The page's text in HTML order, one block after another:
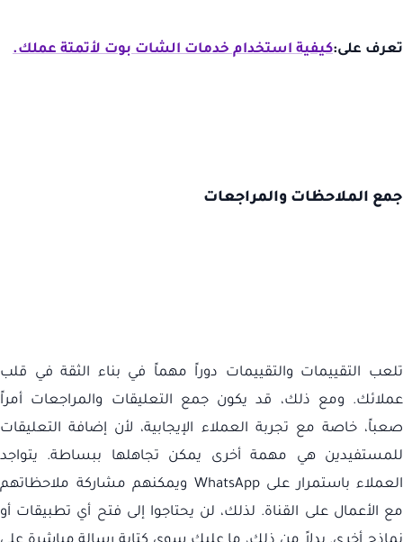
تعرف على:كيفية استخدام خدمات الشات بوت لأتمتة عملك.
جمع الملاحظات والمراجعات
تلعب التقييمات والتقييمات دوراً مهماً في بناء الثقة في قلب
عملائك. ومع ذلك، قد يكون جمع التعليقات والمراجعات أمراً
صعباً، خاصة مع تجربة العملاء الإيجابية، لأن إضافة التعليقات
للمستفيدين هي مهمة أخرى يمكن تجاهلها ببساطة. يتواجد
العملاء باستمرار علىWhatsApp ويمكنهم مشاركة ملاحظاتهم
مع الأعمال على القناة. لذلك، لن يحتاجوا إلى فتح أي تطبيقات أو